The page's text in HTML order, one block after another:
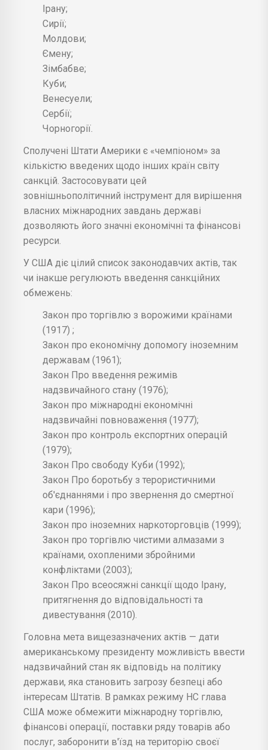
Ірану;
Сирії;
Молдови;
Ємену;
Зімбабве;
Куби;
Венесуели;
Сербії;
Чорногорії.
Сполучені Штати Америки є «чемпіоном» за
кількістю введених щодо інших країн світу
санкцій. Застосовувати цей
зовнішньополітичний інструмент для вирішення
власних міжнародних завдань державі
дозволяють його значні економічні та фінансові
ресурси.
У США діє цілий список законодавчих актів, так
чи інакше регулюють введення санкційних
обмежень:
Закон про торгівлю з ворожими країнами
(1917) ;
Закон про економічну допомогу іноземним
державам (1961);
Закон Про введення режимів
надзвичайного стану (1976);
Закон про міжнародні економічні
надзвичайні повноваження (1977);
Закон про контроль експортних операцій
(1979);
Закон Про свободу Куби (1992);
Закон Про боротьбу з терористичними
об'єднаннями і про звернення до смертної
кари (1996);
Закон про іноземних наркоторговців (1999);
Закон про торгівлю чистими алмазами з
країнами, охопленими збройними
конфліктами (2003);
Закон Про всеосяжні санкції щодо Ірану,
притягнення до відповідальності та
дивестування (2010).
Головна мета вищезазначених актів — дати
американському президенту можливість ввести
надзвичайний стан як відповідь на політику
держави, яка становить загрозу безпеці або
інтересам Штатів. В рамках режиму НС глава
США може обмежити міжнародну торгівлю,
фінансові операції, поставки ряду товарів або
послуг, заборонити в'їзд на територію своєї